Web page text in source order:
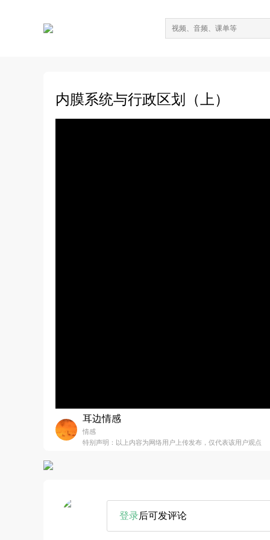
内膜系统与行政区划（上）
耳边情感
情感
特别声明：以上内容为网络用户上传发布，仅代表该用户观点
登录后可发评论